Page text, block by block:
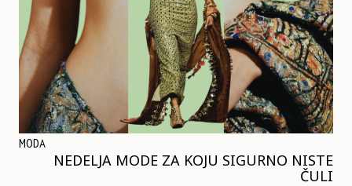
MODA
NEDELJA MODE ZA KOJU SIGURNO NISTE
ČULI